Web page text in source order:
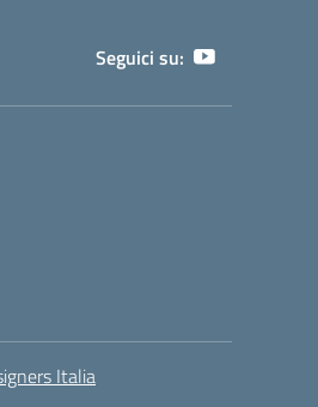
Seguici su:
Italia